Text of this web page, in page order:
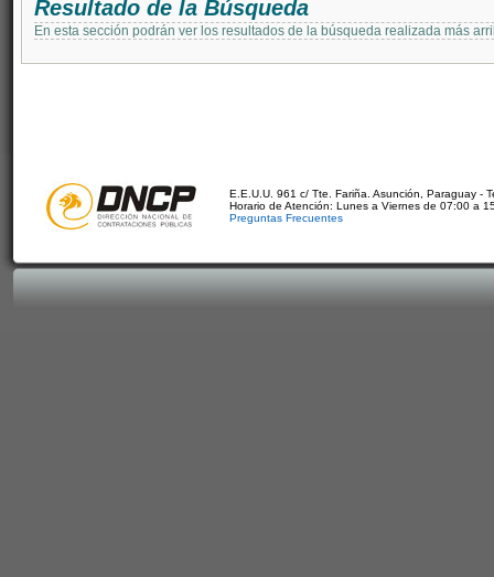
Resultado de la Búsqueda
En esta sección podrán ver los resultados de la búsqueda realizada más
E.E.U.U. 961 c/ Tte. Fariña. Asunción, Paraguay -
Horario de Atención: Lunes a Viernes de 07:00 a
Preguntas Frecuentes